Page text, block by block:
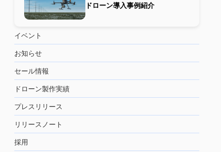
ドローン導入事例紹介
イベント
お知らせ
セール情報
ドローン製作実績
プレスリリース
リリースノート
採用